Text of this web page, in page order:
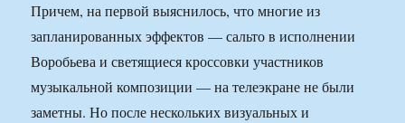
Причем, на первой выяснилось, что многие из
запланированных эффектов — сальто в исполнении
Воробьева и светящиеся кроссовки участников
музыкальной композиции — на телеэкране не были
заметны. Но после нескольких визуальных и